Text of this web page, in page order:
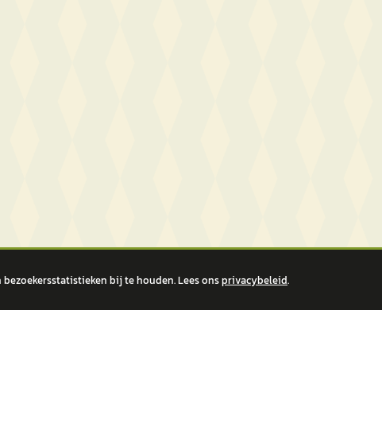
bij te houden. Lees onsprivacybeleid.